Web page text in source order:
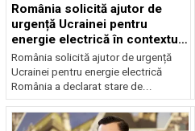
România solicită ajutor de
urgență Ucrainei pentru
energie electrică în contextul
crizei energetice
România solicită ajutor de urgență
Ucrainei pentru energie electrică
România a declarat stare de...